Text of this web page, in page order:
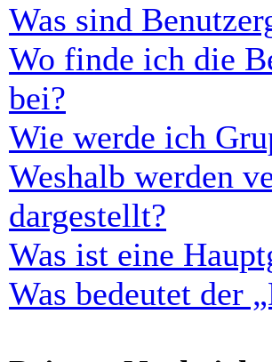
Was sind
Wo finde ich die
bei?
Wie werde ich
Weshalb werden
dargestellt?
Was ist eine
Was bedeutet der